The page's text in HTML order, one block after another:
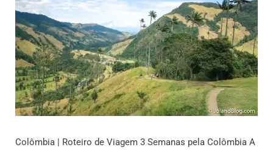
Colômbia | Roteiro de Viagem 3 Semanas pela Colômbia A